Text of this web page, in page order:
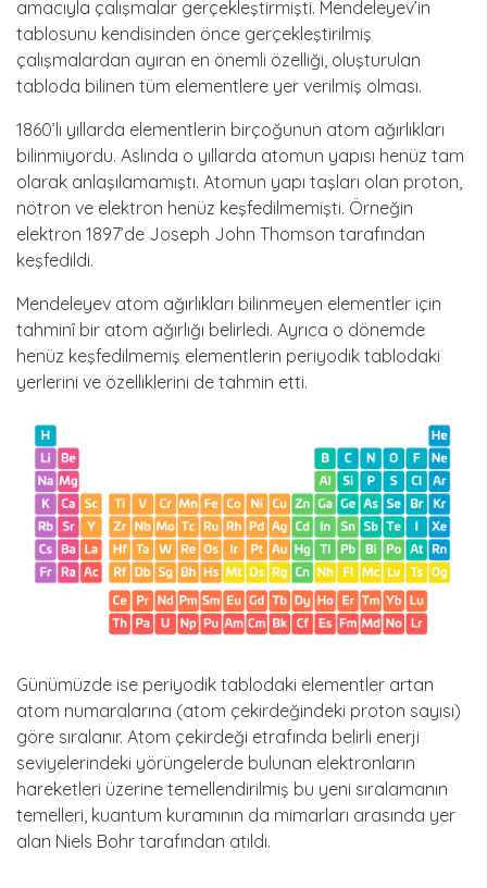
amacıyla çalışmalar gerçekleştirmişti. Mendeleyev’in
tablosunu kendisinden önce gerçekleştirilmiş
çalışmalardan ayıran en önemli özelliği, oluşturulan
tabloda bilinen tüm elementlere yer verilmiş olması.
1860’lı yıllarda elementlerin birçoğunun atom ağırlıkları
bilinmiyordu. Aslında o yıllarda atomun yapısı henüz tam
olarak anlaşılamamıştı. Atomun yapı taşları olan proton,
nötron ve elektron henüz keşfedilmemişti. Örneğin
elektron 1897’de Joseph John Thomson tarafından
keşfedildi.
Mendeleyev atom ağırlıkları bilinmeyen elementler için
tahminî bir atom ağırlığı belirledi. Ayrıca o dönemde
henüz keşfedilmemiş elementlerin periyodik tablodaki
yerlerini ve özelliklerini de tahmin etti.
Günümüzde ise periyodik tablodaki elementler artan
atom numaralarına (atom çekirdeğindeki proton sayısı)
göre sıralanır. Atom çekirdeği etrafında belirli enerji
seviyelerindeki yörüngelerde bulunan elektronların
hareketleri üzerine temellendirilmiş bu yeni sıralamanın
temelleri, kuantum kuramının da mimarları arasında yer
alan Niels Bohr tarafından atıldı.